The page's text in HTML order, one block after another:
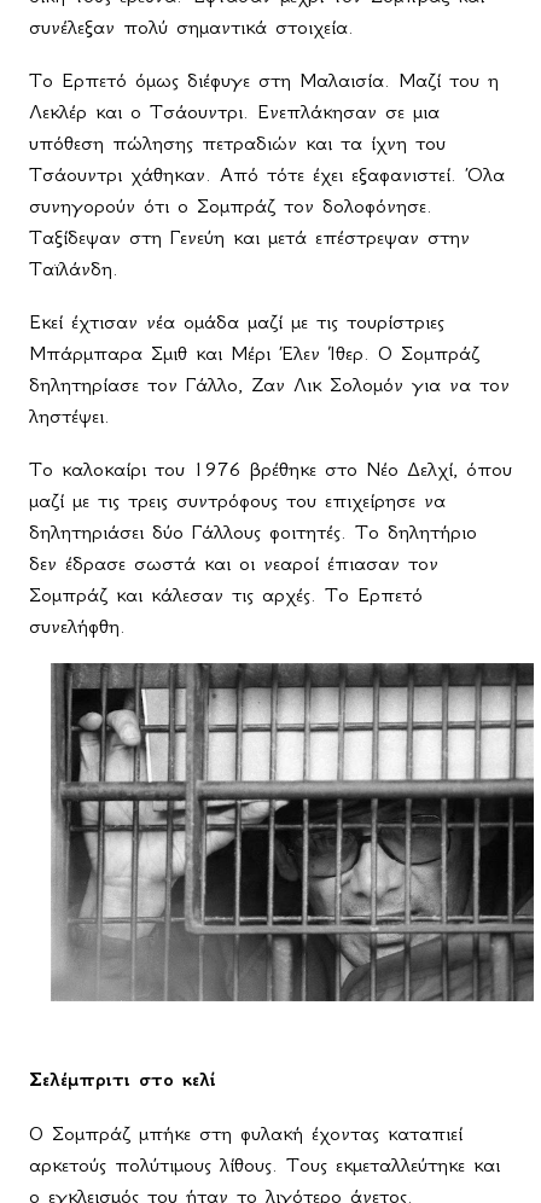
συνέλεξαν πολύ σημαντικά στοιχεία.
Το Ερπετό όμως διέφυγε στη Μαλαισία. Μαζί του η
Λεκλέρ και ο Τσάουντρι. Ενεπλάκησαν σε μια
υπόθεση πώλησης πετραδιών και τα ίχνη του
Τσάουντρι χάθηκαν. Από τότε έχει εξαφανιστεί. Όλα
συνηγορούν ότι ο Σομπράζ τον δολοφόνησε.
Ταξίδεψαν στη Γενεύη και μετά επέστρεψαν στην
Ταϊλάνδη.
Εκεί έχτισαν νέα ομάδα μαζί με τις τουρίστριες
Μπάρμπαρα Σμιθ και Μέρι Έλεν Ίθερ. Ο Σομπράζ
δηλητηρίασε τον Γάλλο, Ζαν Λικ Σολομόν για να τον
ληστέψει.
Το καλοκαίρι του 1976 βρέθηκε στο Νέο Δελχί, όπου
μαζί με τις τρεις συντρόφους του επιχείρησε να
δηλητηριάσει δύο Γάλλους φοιτητές. Το δηλητήριο
δεν έδρασε σωστά και οι νεαροί έπιασαν τον
Σομπράζ και κάλεσαν τις αρχές. Το Ερπετό
συνελήφθη.
Σελέμπριτι στο κελί
Ο Σομπράζ μπήκε στη φυλακή έχοντας καταπιεί
αρκετούς πολύτιμους λίθους. Τους εκμεταλλεύτηκε και
ο εγκλεισμός του ήταν το λιγότερο άνετος.